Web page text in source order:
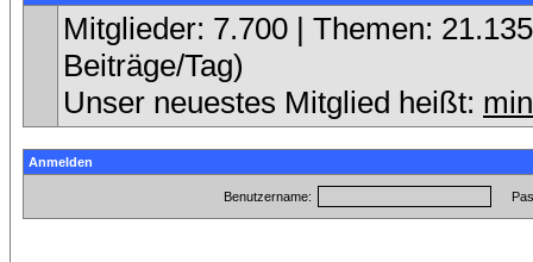
Mitglieder: 7.700 | Themen:
Beiträge/Tag)
Unser neuestes Mitglied heißt:
Anmelden
Benutzername: